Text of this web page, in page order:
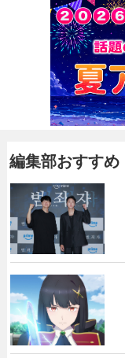
編集部おすすめ